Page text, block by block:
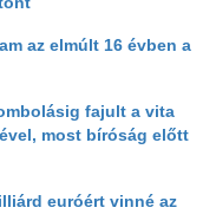
az elmúlt 16 évben a
fajult a vita
most bíróság előtt
euróért vinné az